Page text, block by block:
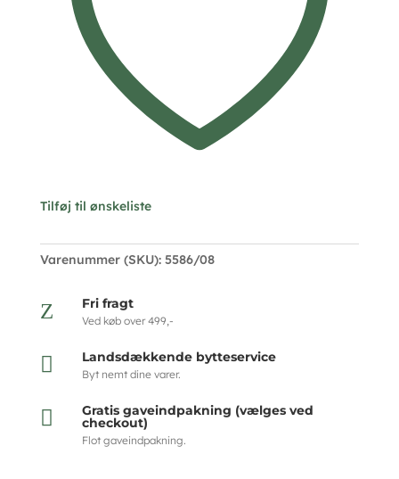
Tilføj til ønskeliste
Varenummer (SKU): 5586/08
Z Fri fragt
Ved køb over 499,-
 Landsdækkende bytteservice
Byt nemt dine varer.
 Gratis gaveindpakning (vælges ved
checkout)
Flot gaveindpakning.